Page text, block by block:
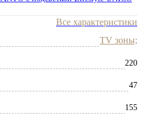
Все характеристики
TV зоны;
220
47
155